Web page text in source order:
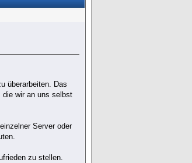
überarbeiten. Das
die wir an uns selbst
Server oder
zu stellen.